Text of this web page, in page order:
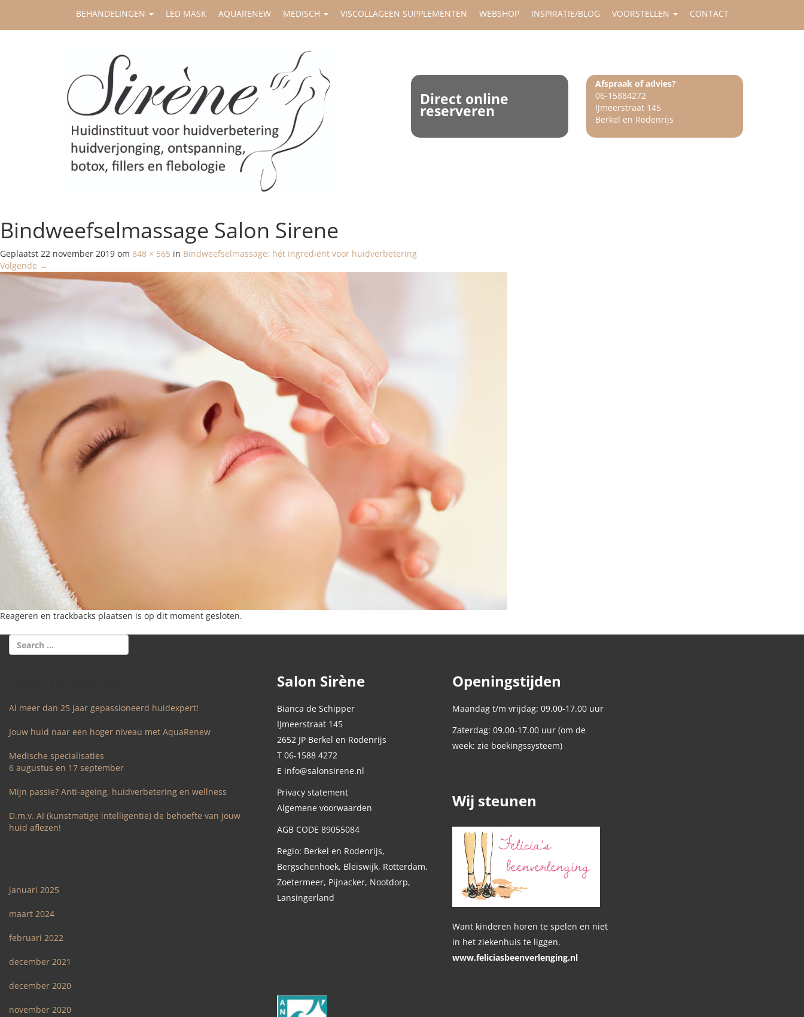
BEHANDELINGEN LED MASK AQUARENEW MEDISCH VISCOLLAGEEN SUPPLEMENTEN WEBSHOP INSPIRATIE/BLOG VOORSTELLEN CONTACT
Direct online
reserveren
Afspraak of advies?
06-15884272
IJmeerstraat 145
Berkel en Rodenrijs
Bindweefselmassage Salon Sirene
Geplaatst 22 november 2019 om 848 × 565 in Bindweefselmassage: hét ingrediënt voor huidverbetering
Volgende →
Reageren en trackbacks plaatsen is op dit moment gesloten.
Al meer dan 25 jaar gepassioneerd huidexpert!
Jouw huid naar een hoger niveau met AquaRenew
Medische specialisaties
6 augustus en 17 september
Mijn passie? Anti-ageing, huidverbetering en wellness
D.m.v. AI (kunstmatige intelligentie) de behoefte van jouw
huid aflezen!
januari 2025
maart 2024
februari 2022
december 2021
december 2020
november 2020
Salon Sirène
Bianca de Schipper
IJmeerstraat 145
2652 JP Berkel en Rodenrijs
T 06-1588 4272
E info@salonsirene.nl
Privacy statement
Algemene voorwaarden
AGB CODE 89055084
Regio: Berkel en Rodenrijs,
Bergschenhoek, Bleiswijk, Rotterdam,
Zoetermeer, Pijnacker, Nootdorp,
Lansingerland
Openingstijden
Maandag t/m vrijdag: 09.00-17.00 uur
Zaterdag: 09.00-17.00 uur (om de
week: zie boekingssysteem)
Wij steunen
Want kinderen horen te spelen en niet
in het ziekenhuis te liggen.
www.feliciasbeenverlenging.nl